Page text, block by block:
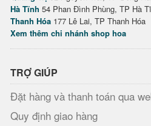
Hà Tĩnh 54 Phan Đình Phùng, TP Hà
Thanh Hóa 177 Lê Lai, TP Thanh Hóa
Xem thêm chi nhánh shop hoa
TRỢ GIÚP
Đặt hàng và thanh toán qua
Quy định giao hàng